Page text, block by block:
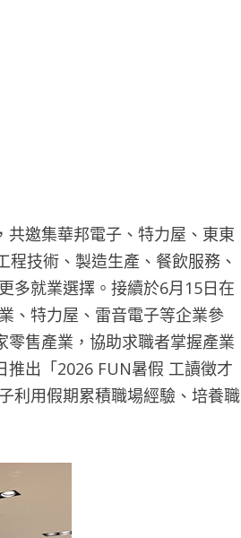
邀集華邦電子、特力屋、東東
技術、製造生產、餐飲服務、
多就業選擇。接續於6月15日在
、特力屋、雷音電子等企業參
售產業，協助求職者掌握產業
推出「2026 FUN暑假 工讀徵才
利用假期累積職場經驗、培養職